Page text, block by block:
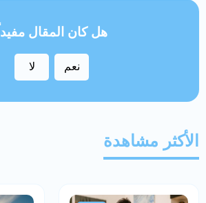
هل كان المقال مفيداً
نعم لا
الأكثر مشاهدة